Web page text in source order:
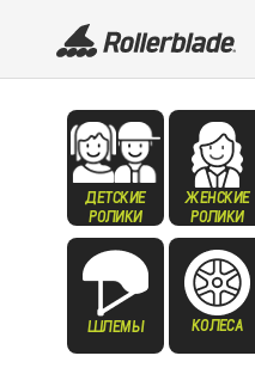
ДЕТСКИЕ
РОЛИКИ
ЖЕНСКИЕ
РОЛИКИ
ШЛЕМЫ КОЛЕСА